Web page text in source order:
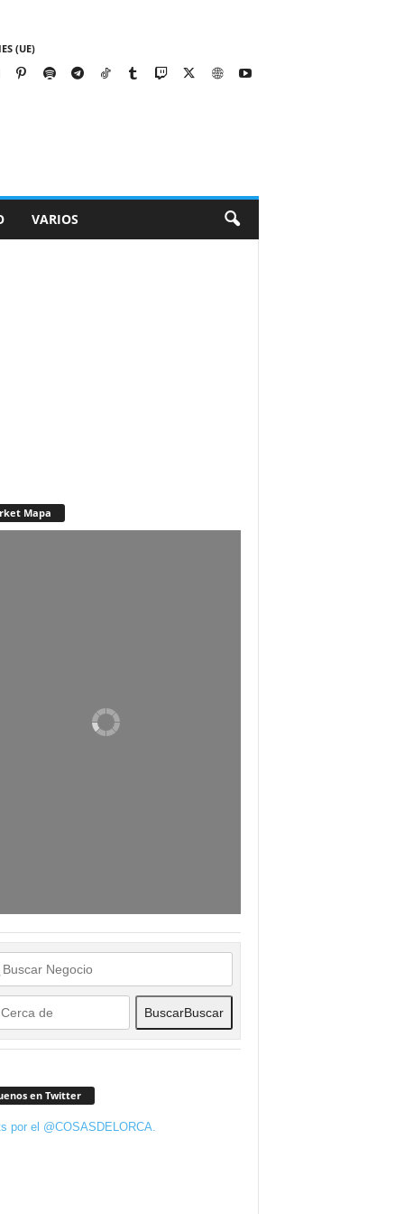
(UE)
VARIOS
Mapa
BuscarBuscar
en Twitter
por el @COSASDELORCA.